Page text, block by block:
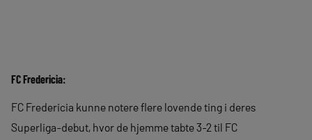
FC Fredericia:
FC Fredericia kunne notere flere lovende ting i deres
Superliga-debut, hvor de hjemme tabte 3-2 til FC